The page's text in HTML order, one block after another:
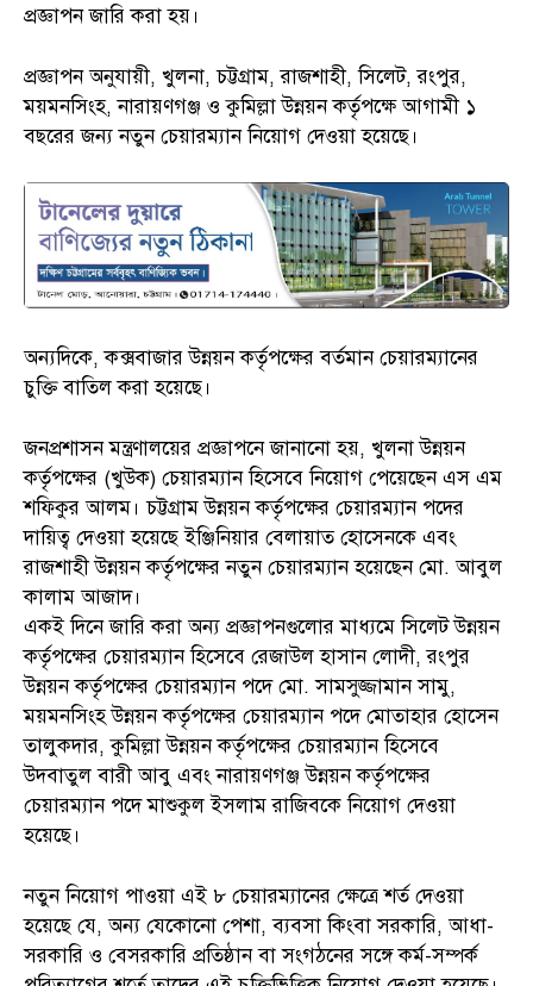
প্রজ্ঞাপন জারি করা হয়।
প্রজ্ঞাপন অনুযায়ী, খুলনা, চট্টগ্রাম, রাজশাহী, সিলেট, রংপুর,
ময়মনসিংহ, নারায়ণগঞ্জ ও কুমিল্লা উন্নয়ন কর্তৃপক্ষে আগামী ১
বছরের জন্য নতুন চেয়ারম্যান নিয়োগ দেওয়া হয়েছে।
অন্যদিকে, কক্সবাজার উন্নয়ন কর্তৃপক্ষের বর্তমান চেয়ারম্যানের
চুক্তি বাতিল করা হয়েছে।
জনপ্রশাসন মন্ত্রণালয়ের প্রজ্ঞাপনে জানানো হয়, খুলনা উন্নয়ন
কর্তৃপক্ষের (খুউক) চেয়ারম্যান হিসেবে নিয়োগ পেয়েছেন এস এম
শফিকুর আলম। চট্টগ্রাম উন্নয়ন কর্তৃপক্ষের চেয়ারম্যান পদের
দায়িত্ব দেওয়া হয়েছে ইঞ্জিনিয়ার বেলায়াত হোসেনকে এবং
রাজশাহী উন্নয়ন কর্তৃপক্ষের নতুন চেয়ারম্যান হয়েছেন মো. আবুল
কালাম আজাদ।
একই দিনে জারি করা অন্য প্রজ্ঞাপনগুলোর মাধ্যমে সিলেট উন্নয়ন
কর্তৃপক্ষের চেয়ারম্যান হিসেবে রেজাউল হাসান লোদী, রংপুর
উন্নয়ন কর্তৃপক্ষের চেয়ারম্যান পদে মো. সামসুজ্জামান সামু,
ময়মনসিংহ উন্নয়ন কর্তৃপক্ষের চেয়ারম্যান পদে মোতাহার হোসেন
তালুকদার, কুমিল্লা উন্নয়ন কর্তৃপক্ষের চেয়ারম্যান হিসেবে
উদবাতুল বারী আবু এবং নারায়ণগঞ্জ উন্নয়ন কর্তৃপক্ষের
চেয়ারম্যান পদে মাশুকুল ইসলাম রাজিবকে নিয়োগ দেওয়া
হয়েছে।
নতুন নিয়োগ পাওয়া এই ৮ চেয়ারম্যানের ক্ষেত্রে শর্ত দেওয়া
হয়েছে যে, অন্য যেকোনো পেশা, ব্যবসা কিংবা সরকারি, আধা-
সরকারি ও বেসরকারি প্রতিষ্ঠান বা সংগঠনের সঙ্গে কর্ম-সম্পর্ক